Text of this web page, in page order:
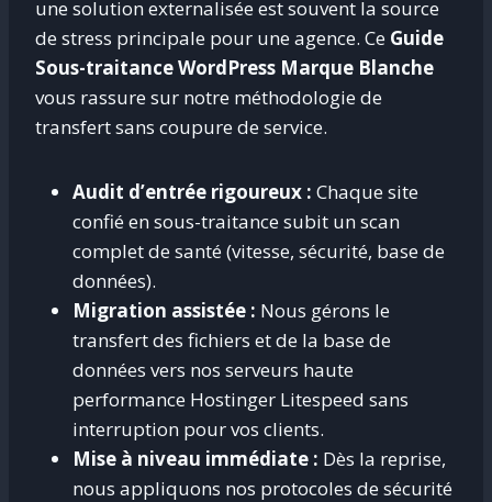
une solution externalisée est souvent la source
de stress principale pour une agence. Ce Guide
Sous-traitance WordPress Marque Blanche
vous rassure sur notre méthodologie de
transfert sans coupure de service.
Audit d’entrée rigoureux : Chaque site
confié en sous-traitance subit un scan
complet de santé (vitesse, sécurité, base de
données).
Migration assistée : Nous gérons le
transfert des fichiers et de la base de
données vers nos serveurs haute
performance Hostinger Litespeed sans
interruption pour vos clients.
Mise à niveau immédiate : Dès la reprise,
nous appliquons nos protocoles de sécurité